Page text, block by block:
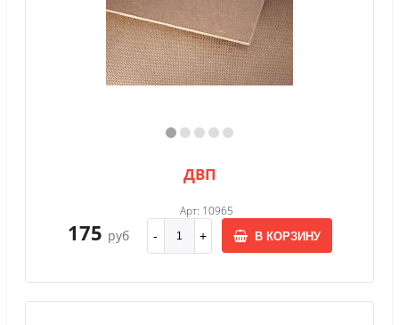
ДВП
Арт: 10965
175 руб В КОРЗИНУ